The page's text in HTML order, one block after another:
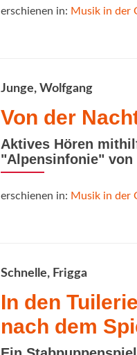
erschienen in: Musik in der
Junge, Wolfgang
Von der
Aktives Hören
"Alpensinfonie" von
erschienen in: Musik in der
Schnelle, Frigga
In den
nach dem